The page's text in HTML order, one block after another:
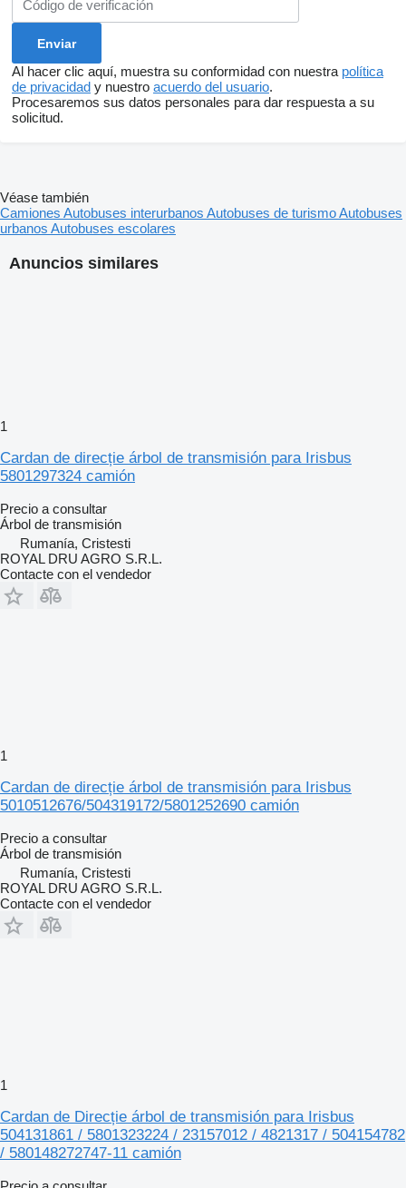
Al hacer clic aquí, muestra su conformidad con nuestra política
de privacidad y nuestro acuerdo del usuario.
Procesaremos sus datos personales para dar respuesta a su
solicitud.
Anuncios similares
1
Cardan de direcție árbol de transmisión para Irisbus
5801297324 camión
Precio a consultar
Árbol de transmisión
Rumanía, Cristesti
ROYAL DRU AGRO S.R.L.
Contacte con el vendedor
1
Cardan de direcție árbol de transmisión para Irisbus
5010512676/504319172/5801252690 camión
Precio a consultar
Árbol de transmisión
Rumanía, Cristesti
ROYAL DRU AGRO S.R.L.
Contacte con el vendedor
1
Cardan de Direcție árbol de transmisión para Irisbus
504131861 / 5801323224 / 23157012 / 4821317 / 504154782
/ 580148272747-11 camión
Véase también
Camiones Autobuses interurbanos Autobuses de turismoAutobuses
urbanos Autobuses escolares